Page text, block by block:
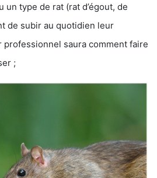
type de rat (rat d’égout, de
de subir au quotidien leur
professionnel saura comment faire
;